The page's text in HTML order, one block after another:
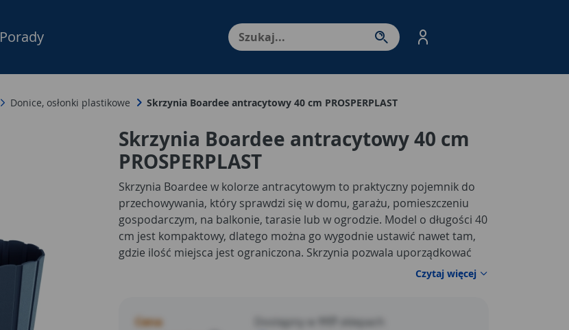
Menu Produktów, nawigacja: Enter - przejdź do strony produktów. Spacja – otwórz/
Porady
Donice, osłonki plastikowe Skrzynia Boardee antracytowy 40 cm PROSPERPLAST
Skrzynia Boardee antracytowy 40 cm
PROSPERPLAST
Skrzynia Boardee w kolorze antracytowym to praktyczny pojemnik do
przechowywania, który sprawdzi się w domu, garażu, pomieszczeniu
gospodarczym, na balkonie, tarasie lub w ogrodzie. Model o długości 40
cm jest kompaktowy, dlatego można go wygodnie ustawić nawet tam,
gdzie ilość miejsca jest ograniczona. Skrzynia pozwala uporządkować
drobne akcesoria, niewielkie narzędzia, rękawice ogrodowe, doniczki,
aranżacji.
Czytaj więcej
Cena
Dostępny w
sklepach